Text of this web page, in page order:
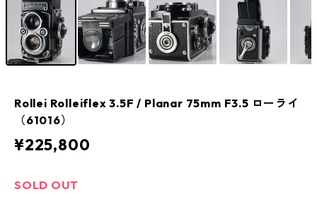
Rollei Rolleiflex 3.5F / Planar 75mm F3.5 ローライ
（61016）
¥225,800
SOLD OUT